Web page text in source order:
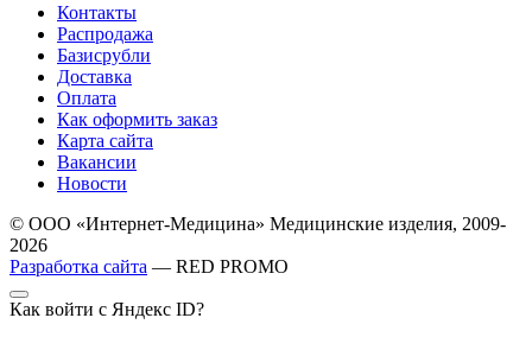
Контакты
Распродажа
Базисрубли
Доставка
Оплата
Как оформить заказ
Карта сайта
Вакансии
Новости
© ООО «Интернет-Медицина» Медицинские изделия, 2009-
2026
Разработка сайта — RED PROMO
Как войти с Яндекс ID?